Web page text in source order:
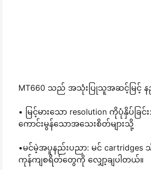
MT660 သည် အသုံးပြုသူအဆင့်မြင့် နည်
• မြင့်မားသော resolution ကိုပုံနှိပ်ခ
ကောင်းမွန်သောအသေးစိတ်များသို့
•မင်မဲ့အပူနည်းပညာ: မင်
ကုန်ကျစရိတ်တွေကို လျှော့ချပါတယ်။